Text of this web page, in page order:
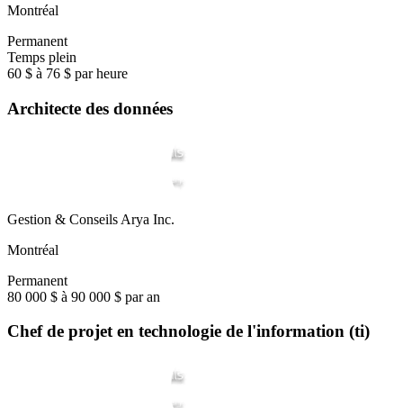
Montréal
Permanent
Temps plein
60 $ à 76 $ par heure
Architecte des données
Gestion & Conseils Arya Inc.
Montréal
Permanent
80 000 $ à 90 000 $ par an
Chef de projet en technologie de l'information (ti)